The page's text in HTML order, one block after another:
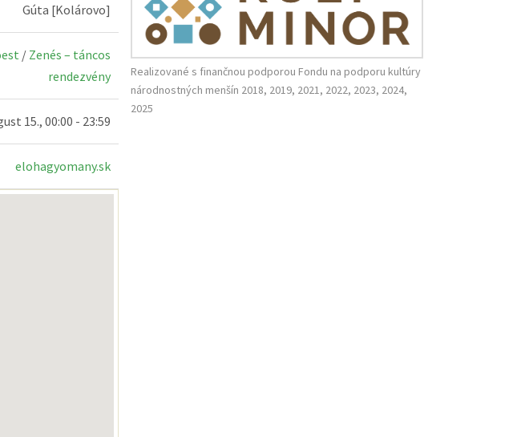
Gúta [Kolárovo]
/ Zenés – táncos
rendezvény
15., 00:00 - 23:59
elohagyomany.sk
Realizované s finančnou podporou Fondu na podporu kultúry
národnostných menšín 2018, 2019, 2021, 2022, 2023, 2024,
2025